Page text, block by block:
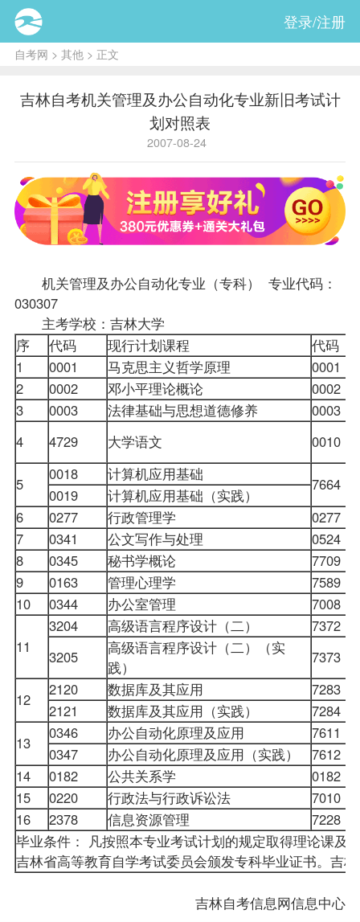
登录/注册
自考网 > 其他 > 正文
吉林自考机关管理及办公自动化专业新旧考试计
划对照表
2007-08-24
机关管理及办公自动化专业（专科） 专业代码：
030307
主考学校：吉林大学
序
代码 现行计划课程 代码
1
0001 马克思主义哲学原理 0001
2
0002 邓小平理论概论 0002
3
0003 法律基础与思想道德修养 0003
4
4729 大学语文 0010
5
0018 计算机应用基础
7664
0019
计算机应用基础（实践）
6
0277 行政管理学 0277
7
0341 公文写作与处理 0524
8
0345 秘书学概论 7709
9
0163 管理心理学 7589
10
0344 办公室管理 7008
11
3204 高级语言程序设计（二） 7372
3205
高级语言程序设计（二）（实
践）
7373
12
2120 数据库及其应用 7283
2121
数据库及其应用（实践） 7284
13
0346 办公自动化原理及应用 7611
0347
办公自动化原理及应用（实践） 7612
14
0182 公共关系学 0182
15
0220 行政法与行政诉讼法 7010
16
2378 信息资源管理 7228
毕业条件： 凡按照本专业考试计划的规定取得理论课及
吉林省高等教育自学考试委员会颁发专科毕业证书。吉
吉林自考信息网信息中心